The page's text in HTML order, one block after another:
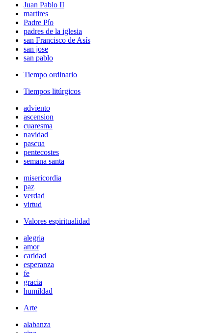
Juan Pablo II
martires
Padre Pío
padres de la iglesia
san Francisco de Asís
san jose
san pablo
Tiempo ordinario
Tiempos litúrgicos
adviento
ascension
cuaresma
navidad
pascua
pentecostes
semana santa
misericordia
paz
verdad
virtud
Valores espiritualidad
alegria
amor
caridad
esperanza
fe
gracia
humildad
Arte
alabanza